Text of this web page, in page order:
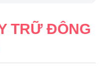
TRỮ ĐÔNG